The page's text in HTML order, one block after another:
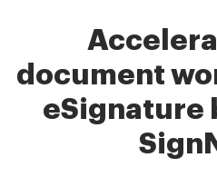
document
eSignature